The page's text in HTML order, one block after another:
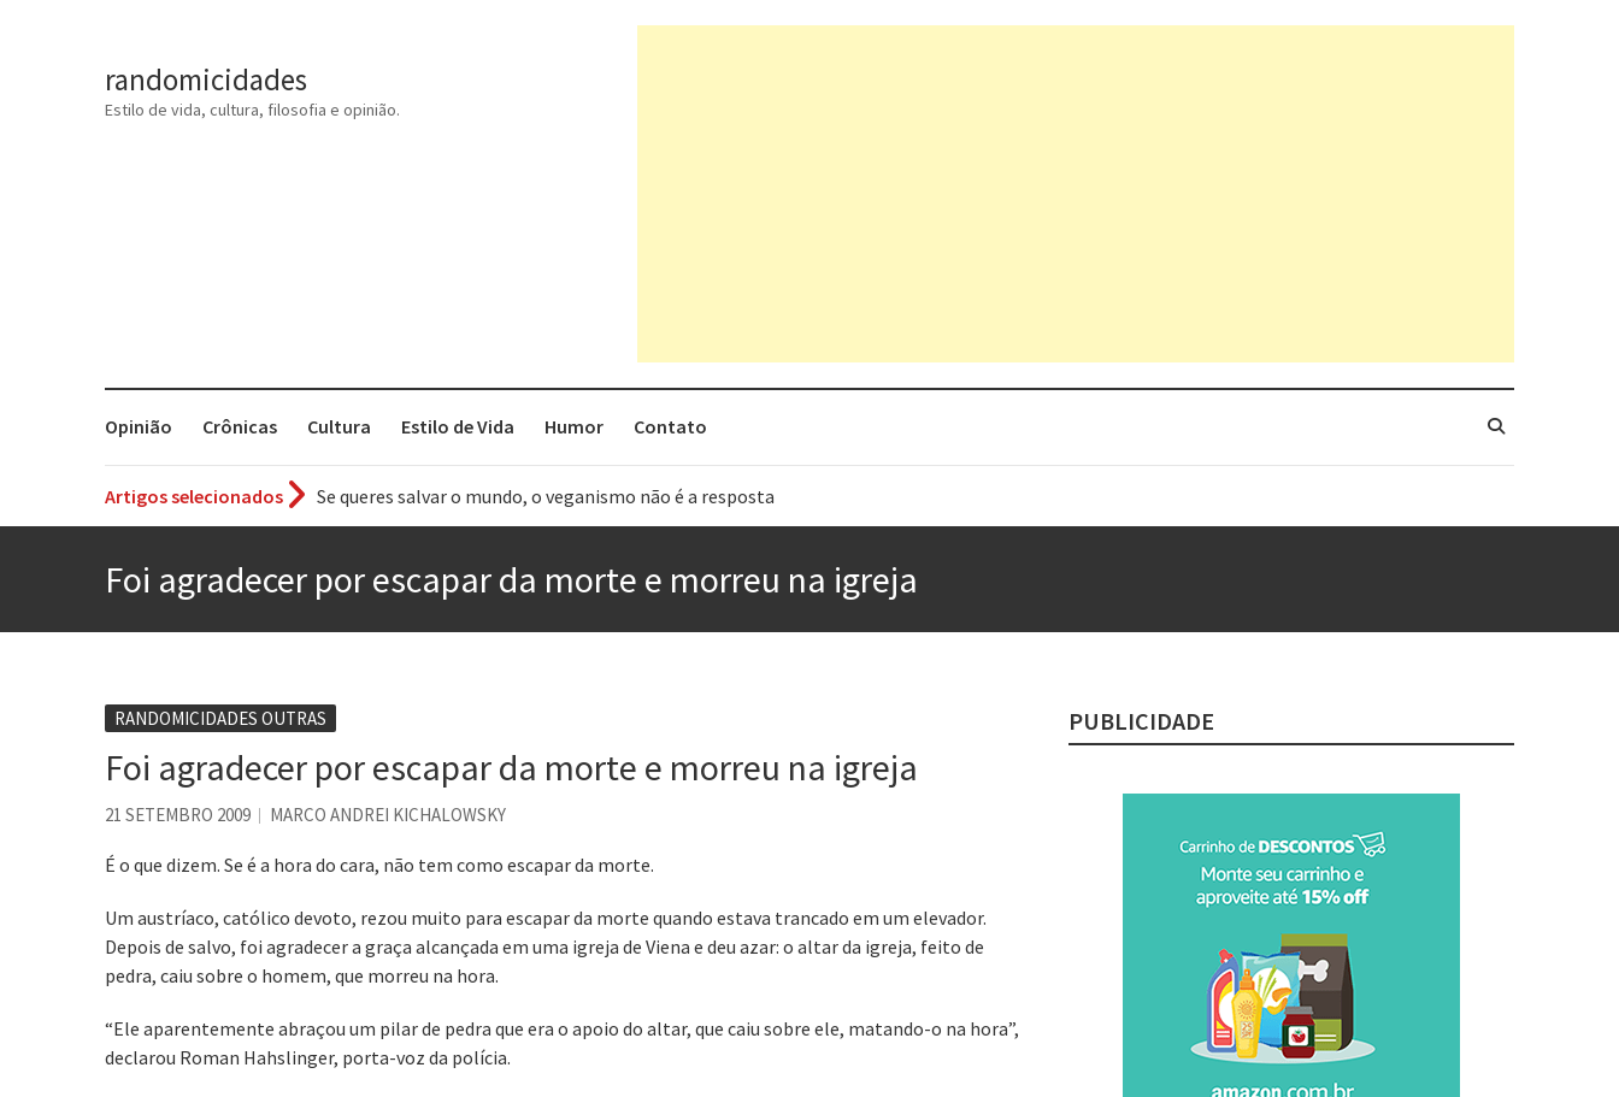
randomicidades
Estilo de vida, cultura, filosofia e opinião.
Opinião Crônicas Cultura Estilo de Vida Humor Contato
Artigos selecionados
Tem que filmar isso daí
Aprender a fracassar é o segredo do sucesso
Contardo Calligaris prega o “direito à tristeza”
Os causos de Jorge Luis Borges
Voto obrigatório é correto?
Foi agradecer por escapar da morte e morreu na igreja
RANDOMICIDADES OUTRAS
Foi agradecer por escapar da morte e morreu na igreja
21 SETEMBRO 2009 MARCO ANDREI KICHALOWSKY
É o que dizem. Se é a hora do cara, não tem como escapar da morte.
Um austríaco, católico devoto, rezou muito para escapar da morte quando estava trancado em um elevador.
Depois de salvo, foi agradecer a graça alcançada em uma igreja de Viena e deu azar: o altar da igreja, feito de
pedra, caiu sobre o homem, que morreu na hora.
“Ele aparentemente abraçou um pilar de pedra que era o apoio do altar, que caiu sobre ele, matando-o na hora”,
declarou Roman Hahslinger, porta-voz da polícia.
PUBLICIDADE